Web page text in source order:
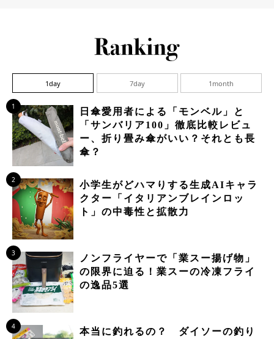
1day 7day 1month
1
日傘愛用者による「モンベル」と
「サンバリア100」徹底比較レビュ
ー、折り畳み傘がいい？それとも長
傘？
2
小学生がどハマりする生成AIキャラ
クター「イタリアンブレインロッ
ト」の中毒性と拡散力
3
ノンフライヤーで「業スー揚げ物」
の限界に迫る！業スーの冷凍フライ
の逸品5選
4
本当に釣れるの？ ダイソーの釣り